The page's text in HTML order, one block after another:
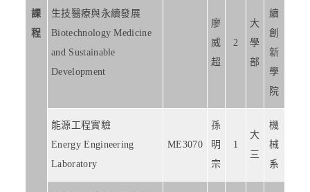
課
程
生技醫療與永續發展
Biotechnology Medicine
and Sustainable
Development
廖
威
超
2
大
學
部
續
創
新
學
院
能源工程實驗
Energy Engineering
Laboratory
ME3070
孫
明
宗
1
大
三
機
械
系